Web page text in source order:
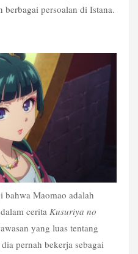
berbagai persoalan di Istana.
Maomao adalah
cerita Kusuriya no
yang luas tentang
pernah bekerja sebagai